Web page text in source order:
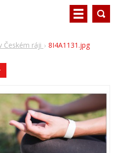
Českém ráji 8I4A1131.jpg